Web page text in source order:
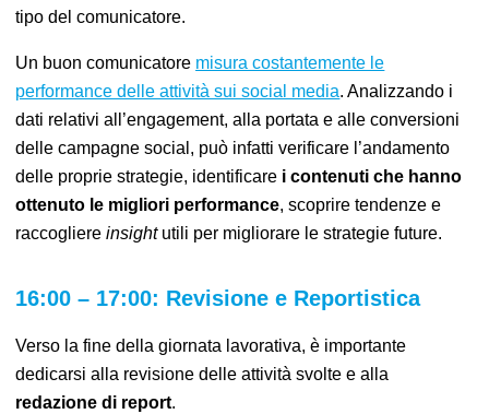
tipo del comunicatore.
Un buon comunicatore misura costantemente le
performance delle attività sui social media. Analizzando i
dati relativi all’engagement, alla portata e alle conversioni
delle campagne social, può infatti verificare l’andamento
delle proprie strategie, identificare i contenuti che hanno
ottenuto le migliori performance, scoprire tendenze e
raccogliereinsightutili per migliorare le strategie future.
16:00 – 17:00: Revisione e Reportistica
Verso la fine della giornata lavorativa, è importante
dedicarsi alla revisione delle attività svolte e alla
redazione di report.